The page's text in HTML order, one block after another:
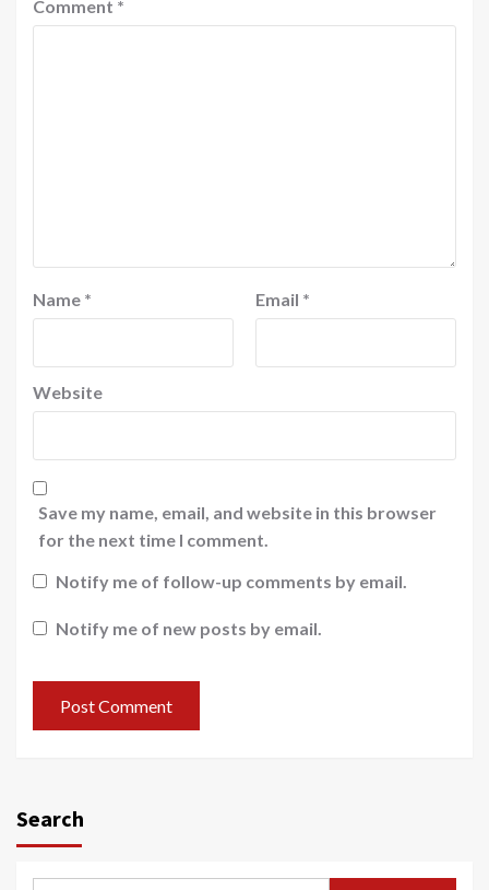
Comment *
Name * Email *
Website
Save my name, email, and website in this browser
for the next time I comment.
Notify me of follow-up comments by email.
Notify me of new posts by email.
Search